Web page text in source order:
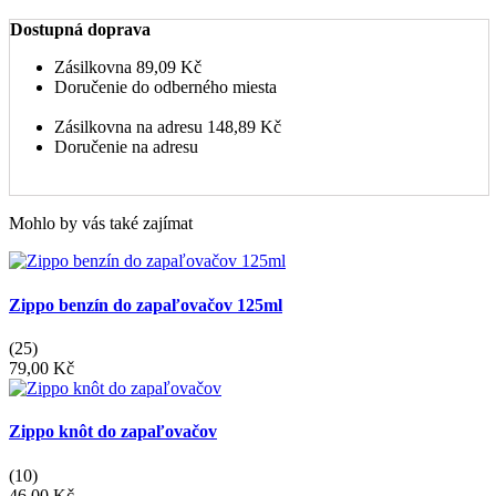
Dostupná doprava
Zásilkovna 89,09 Kč
Doručenie do odberného miesta
Zásilkovna na adresu 148,89 Kč
Doručenie na adresu
Mohlo by vás také zajímat
Zippo benzín do zapaľovačov 125ml
(25)
79,00 Kč
Zippo knôt do zapaľovačov
(10)